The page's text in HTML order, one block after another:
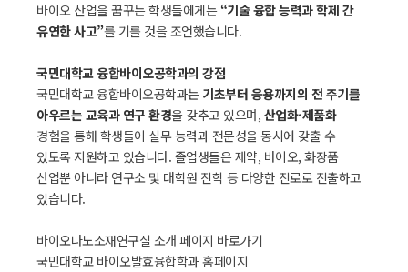
바이오 산업을 꿈꾸는 학생들에게는 “기술 융합 능력과 학제 간
유연한 사고”를 기를 것을 조언했습니다.
국민대학교 융합바이오공학과의 강점
국민대학교 융합바이오공학과는 기초부터 응용까지의 전 주기를
아우르는 교육과 연구 환경을 갖추고 있으며, 산업화·제품화
경험을 통해 학생들이 실무 능력과 전문성을 동시에 갖출 수
있도록 지원하고 있습니다. 졸업생들은 제약, 바이오, 화장품
산업뿐 아니라 연구소 및 대학원 진학 등 다양한 진로로 진출하고
있습니다.
바이오나노소재연구실 소개 페이지 바로가기
국민대학교 바이오발효융합학과 홈페이지